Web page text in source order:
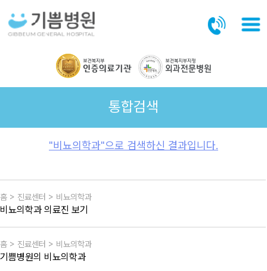
통합검색
"비뇨의학과"으로 검색하신 결과입니다.
홈 > 진료센터 > 비뇨의학과
비뇨의학과 의료진 보기
홈 > 진료센터 > 비뇨의학과
기쁨병원의 비뇨의학과